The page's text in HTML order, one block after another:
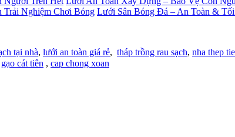
Lưới Sân Bóng Đá – An Toàn &
tại nhà, lưới an toàn giá rẻ, tháp trồng rau sạch, nha thep
gạo cát tiên , cap chong xoan